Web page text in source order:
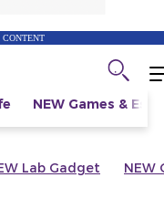
NEW Games &
Lab Gadget NEW